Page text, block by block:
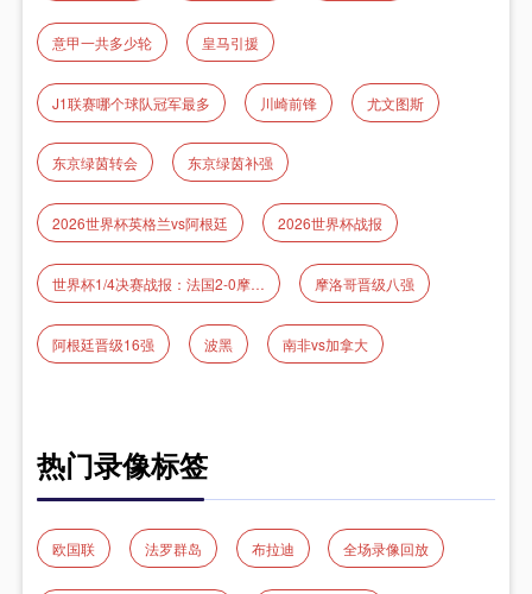
意甲一共多少轮 皇马引援
J1联赛哪个球队冠军最多 川崎前锋 尤文图斯
东京绿茵转会 东京绿茵补强
2026世界杯英格兰vs阿根廷 2026世界杯战报
世界杯1/4决赛战报：法国2‑0摩洛哥 姆巴佩传射率队晋级 摩洛哥晋级八强
阿根廷晋级16强 波黑 南非vs加拿大
热门录像标签
欧国联 法罗群岛 布拉迪 全场录像回放